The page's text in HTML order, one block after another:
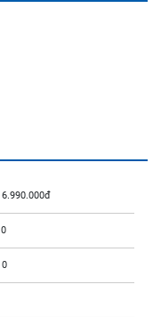
6.990.000đ
0
0